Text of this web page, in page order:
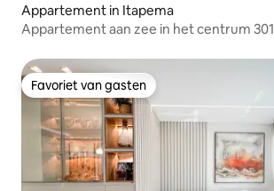
Appartement in Itapema
Appartement aan zee in het centrum 301
Favoriet van gasten
Favoriet van gasten